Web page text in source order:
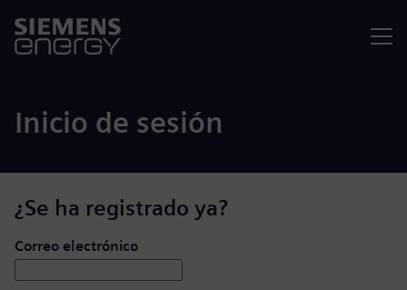
Inicio de sesión
¿Se ha registrado ya?
Iniciar de sesión: usuario y contraseña
Correo electrónico